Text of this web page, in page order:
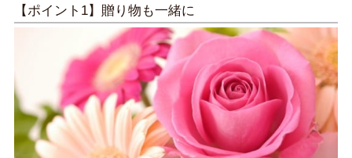
【ポイント1】贈り物も一緒に